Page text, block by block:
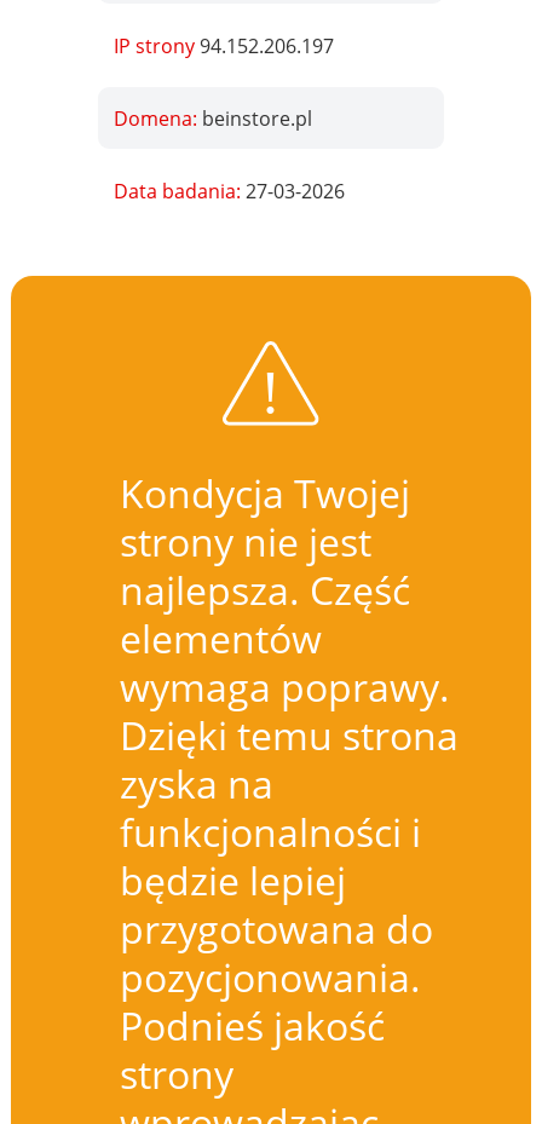
IP strony94.152.206.197
Domena: beinstore.pl
Data badania:27-03-2026
Kondycja Twojej
strony nie jest
najlepsza. Część
elementów
wymaga poprawy.
Dzięki temu strona
zyska na
funkcjonalności i
będzie lepiej
przygotowana do
pozycjonowania.
Podnieś jakość
strony